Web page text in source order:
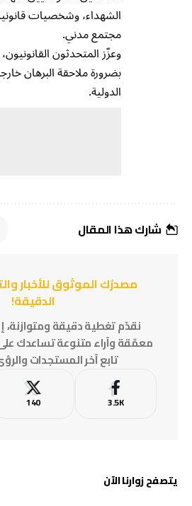
الشهداء، وشخصيات
مجتمع مدني.
وعزّز المتحدثون
بضرورة ملاحقة البرهان
الدولية.
شارك هذا المقال
مصدرُك الموثوق للأخبار
الدقيقة!
نقدّم تغطية دقيقة ومتوازنة،
معمّقة وآراء متنوعة تساعدك
تابع آخر المستجدات
3.5K
140
يتصفح زوارنا الآن